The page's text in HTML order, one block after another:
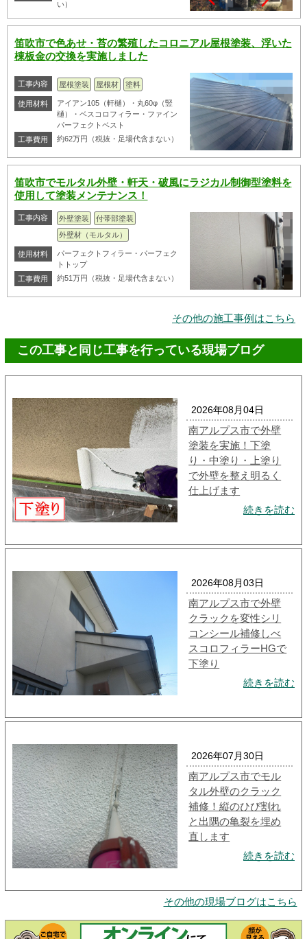
い）
笛吹市で色あせ・苔の繁殖したコロニアル屋根塗装、浮いた
棟板金の交換を実施しました
工事内容 屋根塗装 屋根材 塗料
使用材料
アイアン105（軒樋）・丸60φ（竪
樋）・ベスコロフィラー・ファイン
パーフェクトベスト
工事費用
約62万円（税抜・足場代含まない）
笛吹市でモルタル外壁・軒天・破風にラジカル制御型塗料を
使用して塗装メンテナンス！
工事内容 外壁塗装
付帯部塗装
外壁材（モルタル）
使用材料
パーフェクトフィラー・パーフェク
トトップ
工事費用
約51万円（税抜・足場代含まない）
その他の施工事例はこちら
この工事と同じ工事を行っている現場ブログ
2026年08月04日
南アルプス市で外壁
塗装を実施！下塗
り・中塗り・上塗り
で外壁を整え明るく
仕上げます
続きを読む
2026年08月03日
南アルプス市で外壁
クラックを変性シリ
コンシール補修しべ
スコロフィラーHGで
下塗り
続きを読む
2026年07月30日
南アルプス市でモル
タル外壁のクラック
補修！縦のひび割れ
と出隅の亀裂を埋め
直します
続きを読む
その他の現場ブログはこちら